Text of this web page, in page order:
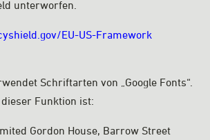
unterworfen.
EU-US-Framework
Schriftarten von „Google Fonts“.
Funktion ist:
Gordon House, Barrow Street